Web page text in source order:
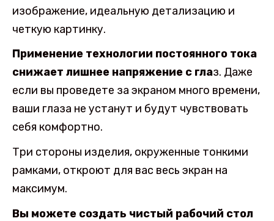
изображение, идеальную детализацию и
четкую картинку.
Применение технологии постоянного тока
снижает лишнее напряжение с глаз. Даже
если вы проведете за экраном много времени,
ваши глаза не устанут и будут чувствовать
себя комфортно.
Три стороны изделия, окруженные тонкими
рамками, откроют для вас весь экран на
максимум.
Вы можете создать чистый рабочий стол